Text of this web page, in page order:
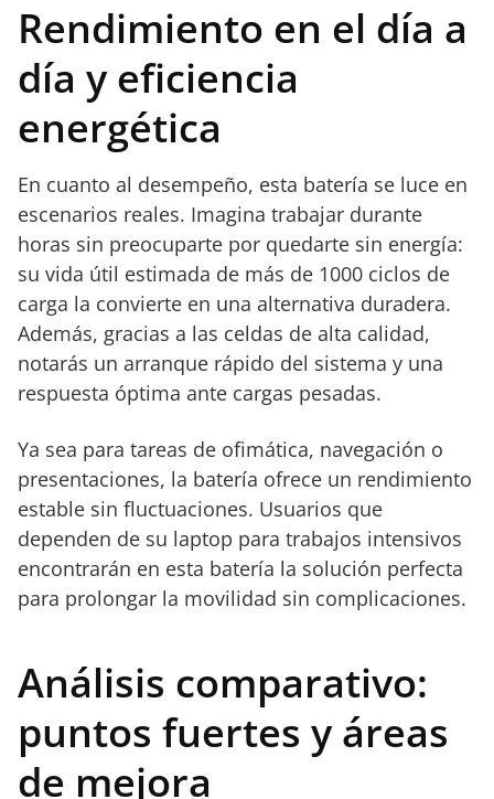
Rendimiento en el día a
día y eficiencia
energética
En cuanto al desempeño, esta batería se luce en
escenarios reales. Imagina trabajar durante
horas sin preocuparte por quedarte sin energía:
su vida útil estimada de más de 1000 ciclos de
carga la convierte en una alternativa duradera.
Además, gracias a las celdas de alta calidad,
notarás un arranque rápido del sistema y una
respuesta óptima ante cargas pesadas.
Ya sea para tareas de ofimática, navegación o
presentaciones, la batería ofrece un rendimiento
estable sin fluctuaciones. Usuarios que
dependen de su laptop para trabajos intensivos
encontrarán en esta batería la solución perfecta
para prolongar la movilidad sin complicaciones.
Análisis comparativo:
puntos fuertes y áreas
de mejora